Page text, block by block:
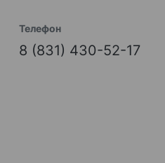
Телефон
8 (831) 430-52-17